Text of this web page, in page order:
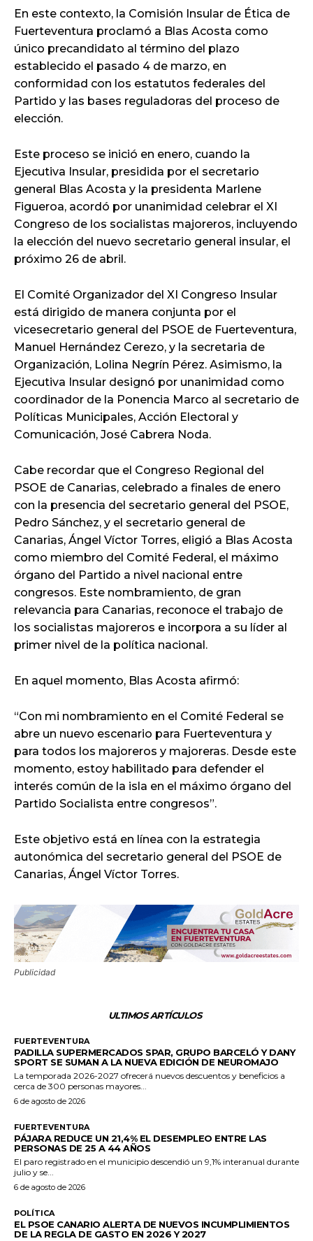
En este contexto, la Comisión Insular de Ética de
Fuerteventura proclamó a Blas Acosta como
único precandidato al término del plazo
establecido el pasado 4 de marzo, en
conformidad con los estatutos federales del
Partido y las bases reguladoras del proceso de
elección.
Este proceso se inició en enero, cuando la
Ejecutiva Insular, presidida por el secretario
general Blas Acosta y la presidenta Marlene
Figueroa, acordó por unanimidad celebrar el XI
Congreso de los socialistas majoreros, incluyendo
la elección del nuevo secretario general insular, el
próximo 26 de abril.
El Comité Organizador del XI Congreso Insular
está dirigido de manera conjunta por el
vicesecretario general del PSOE de Fuerteventura,
Manuel Hernández Cerezo, y la secretaria de
Organización, Lolina Negrín Pérez. Asimismo, la
Ejecutiva Insular designó por unanimidad como
coordinador de la Ponencia Marco al secretario de
Políticas Municipales, Acción Electoral y
Comunicación, José Cabrera Noda.
Cabe recordar que el Congreso Regional del
PSOE de Canarias, celebrado a finales de enero
con la presencia del secretario general del PSOE,
Pedro Sánchez, y el secretario general de
Canarias, Ángel Víctor Torres, eligió a Blas Acosta
como miembro del Comité Federal, el máximo
órgano del Partido a nivel nacional entre
congresos. Este nombramiento, de gran
relevancia para Canarias, reconoce el trabajo de
los socialistas majoreros e incorpora a su líder al
primer nivel de la política nacional.
En aquel momento, Blas Acosta afirmó:
“Con mi nombramiento en el Comité Federal se
abre un nuevo escenario para Fuerteventura y
para todos los majoreros y majoreras. Desde este
momento, estoy habilitado para defender el
interés común de la isla en el máximo órgano del
Partido Socialista entre congresos”.
Este objetivo está en línea con la estrategia
autonómica del secretario general del PSOE de
Canarias, Ángel Víctor Torres.
Publicidad
ULTIMOS ARTÍCULOS
FUERTEVENTURA
PADILLA SUPERMERCADOS SPAR, GRUPO BARCELÓ Y DANY
SPORT SE SUMAN A LA NUEVA EDICIÓN DE NEUROMAJO
La temporada 2026-2027 ofrecerá nuevos descuentos y beneficios a
cerca de 300 personas mayores...
6 de agosto de 2026
FUERTEVENTURA
PÁJARA REDUCE UN 21,4% EL DESEMPLEO ENTRE LAS
PERSONAS DE 25 A 44 AÑOS
El paro registrado en el municipio descendió un 9,1% interanual durante
julio y se...
6 de agosto de 2026
POLÍTICA
EL PSOE CANARIO ALERTA DE NUEVOS INCUMPLIMIENTOS
DE LA REGLA DE GASTO EN 2026 Y 2027